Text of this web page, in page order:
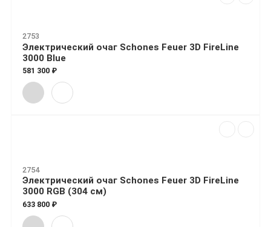
2753
Электрический очаг Schones Feuer 3D FireLine
3000 Blue
581 300 ₽
2754
Электрический очаг Schones Feuer 3D FireLine
3000 RGB (304 см)
633 800 ₽